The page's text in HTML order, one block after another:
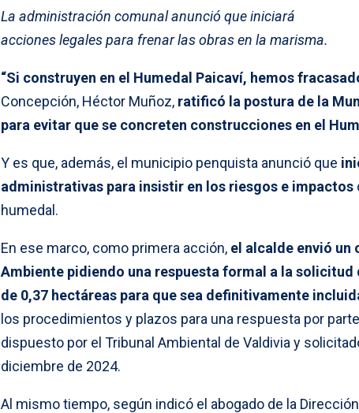
La administración comunal anunció que iniciará
acciones legales para frenar las obras en la marisma.
“Si construyen en el Humedal Paicaví, hemos
Concepción, Héctor Muñoz, ratificó la postura de la
para evitar que se concreten construcciones en el
Y es que, además, el municipio penquista anunció que
administrativas para insistir en los riesgos e impactos
humedal.
En ese marco, como primera acción, el alcalde envió
Ambiente pidiendo una respuesta formal a la
de 0,37 hectáreas para que sea definitivamente
los procedimientos y plazos para una respuesta por
dispuesto por el Tribunal Ambiental de Valdivia y
diciembre de 2024.
Al mismo tiempo, según indicó el abogado de la